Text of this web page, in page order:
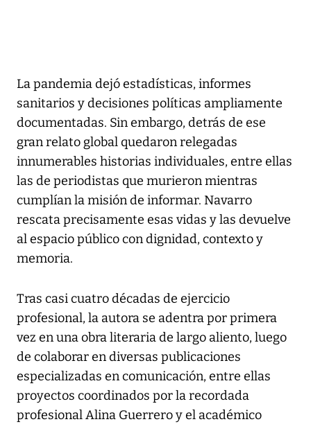
La pandemia dejó estadísticas, informes
sanitarios y decisiones políticas ampliamente
documentadas. Sin embargo, detrás de ese
gran relato global quedaron relegadas
innumerables historias individuales, entre ellas
las de periodistas que murieron mientras
cumplían la misión de informar. Navarro
rescata precisamente esas vidas y las devuelve
al espacio público con dignidad, contexto y
memoria.
Tras casi cuatro décadas de ejercicio
profesional, la autora se adentra por primera
vez en una obra literaria de largo aliento, luego
de colaborar en diversas publicaciones
especializadas en comunicación, entre ellas
proyectos coordinados por la recordada
profesional Alina Guerrero y el académico